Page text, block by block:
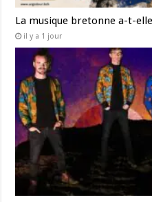
La musique bretonne a-t-
il y a 1 jour